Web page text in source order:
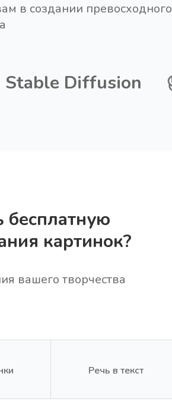
в создании превосходного
Stable Diffusion
бесплатную
картинок?
вашего творчества
Речь в текст